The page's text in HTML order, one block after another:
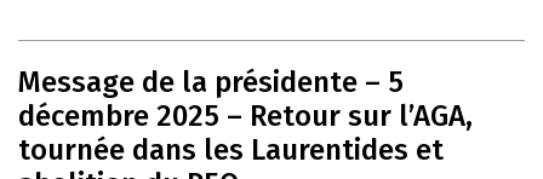
Message de la présidente – 5
décembre 2025 – Retour sur l’AGA,
tournée dans les Laurentides et